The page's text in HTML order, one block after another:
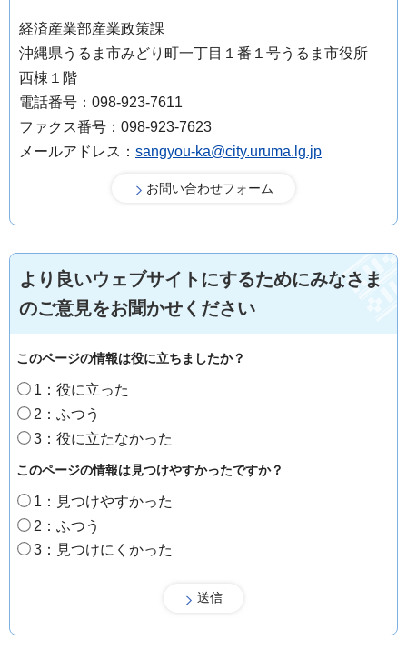
経済産業部産業政策課
沖縄県うるま市みどり町一丁目１番１号うるま市役所
西棟１階
電話番号：098-923-7611
ファクス番号：098-923-7623
メールアドレス： sangyou-ka@city.uruma.lg.jp
より良いウェブサイトにするためにみなさま
のご意見をお聞かせください
このページの情報は役に立ちましたか？
1：役に立った
2：ふつう
3：役に立たなかった
このページの情報は見つけやすかったですか？
1：見つけやすかった
2：ふつう
3：見つけにくかった